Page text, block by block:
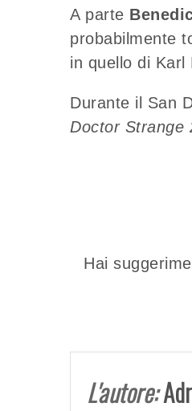
A parte
probabilmente
in quello di Karl
Durante il San
Doctor Strange
Hai
L'autore: